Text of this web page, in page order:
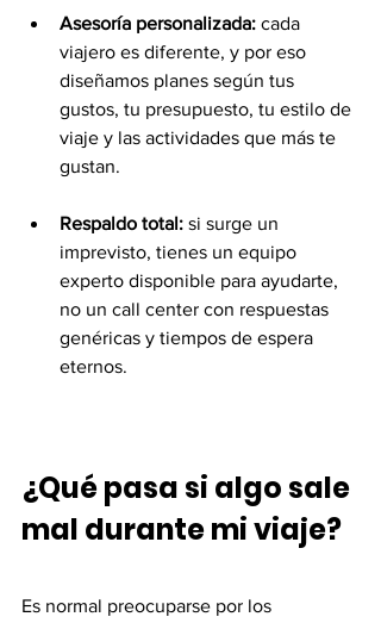
Asesoría personalizada: cada
viajero es diferente, y por eso
diseñamos planes según tus
gustos, tu presupuesto, tu estilo de
viaje y las actividades que más te
gustan.
Respaldo total: si surge un
imprevisto, tienes un equipo
experto disponible para ayudarte,
no un call center con respuestas
genéricas y tiempos de espera
eternos.
¿Qué pasa si algo sale
mal durante mi viaje?
Es normal preocuparse por los